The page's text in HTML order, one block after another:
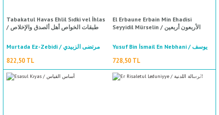
%50
indirim
Tabakatul Havas Ehlil Sıdki vel İhlas
/ طبقات الخواص أهل ألصدق والإخلاص
Murtada Ez-Zebidi / مرتضى الزبيدي
822,50 TL
El Erbaune Erbain Min Ehadisi
Seyyidil Mürselin / الأربعون أربعين
Yusuf Bin İsmail En Nebhani / يوسف
بن إسماعيل النبهاني
728,50 TL